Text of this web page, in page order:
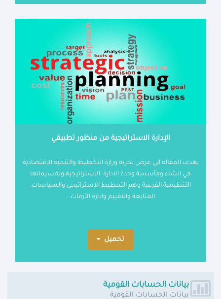
الإدارة الاستراتيجية من منظور تطبيقي
تهدف المقالة الى عرض تجربة وزارة التخطيط والتنمية الاقتصادية
في انشاء ومأسسة وحدة الادارة الاستراتيجية وتقسيماتها
التنظيمية الفرعية وهم التخطيط الاستراتيجي والسياسات،
المتابعة والتقييم وادارة الأزمات..
تحميل
بيانات الحسابات القومية
بيانات الحسابات القومية